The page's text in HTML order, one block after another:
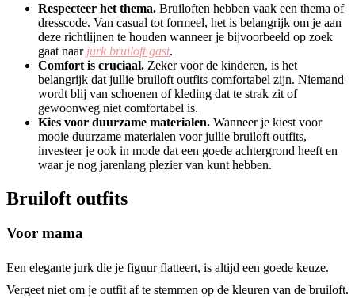
Respecteer het thema. Bruiloften hebben vaak een thema of
dresscode. Van casual tot formeel, het is belangrijk om je aan
deze richtlijnen te houden wanneer je bijvoorbeeld op zoek
gaat naar jurk bruiloft gast.
Comfort is cruciaal. Zeker voor de kinderen, is het
belangrijk dat jullie bruiloft outfits comfortabel zijn. Niemand
wordt blij van schoenen of kleding dat te strak zit of
gewoonweg niet comfortabel is.
Kies voor duurzame materialen. Wanneer je kiest voor
mooie duurzame materialen voor jullie bruiloft outfits,
investeer je ook in mode dat een goede achtergrond heeft en
waar je nog jarenlang plezier van kunt hebben.
Bruiloft outfits
Voor mama
Een elegante jurk die je figuur flatteert, is altijd een goede keuze.
Vergeet niet om je outfit af te stemmen op de kleuren van de bruiloft.